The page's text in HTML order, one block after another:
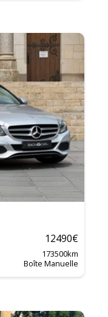
12490€
173500km
Boîte Manuelle